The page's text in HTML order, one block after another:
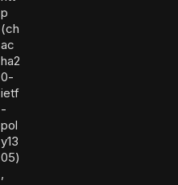
p
(ch
ac
ha2
0-
ietf
-
pol
y13
05)
,